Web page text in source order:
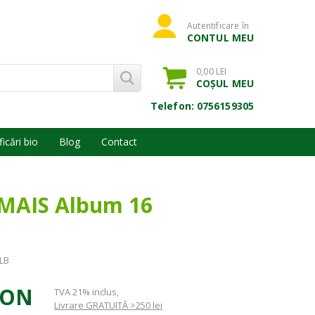
Autentificare în
CONTUL MEU
0,00 LEI
COȘUL MEU
Telefon: 0756159305
bio Blog Contact
Album 16
TVA 21% inclus,
Livrare GRATUITĂ >250 lei